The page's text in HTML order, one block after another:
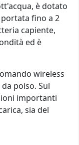
è dotato
fino a 2
capiente,
ed è
wireless
polso. Sul
importanti
sia del